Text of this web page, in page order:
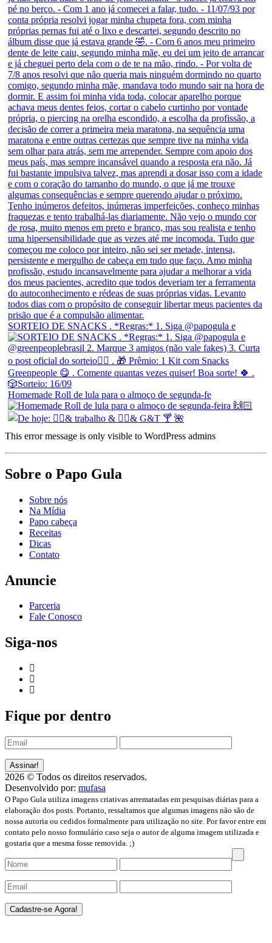
SORTEIO DE SNACKS . *Regras:* 1. Siga @papogula e
Homemade Roll de lula para o almoço de segunda-fe
This error message is only visible to WordPress admins
Sobre o Papo Gula
Sobre nós
Na Mídia
Papo cabeça
Receitas
Dicas
Contato
Anuncie
Parceria
Fale Conosco
Siga-nos
Fique por dentro
2026 © Todos os direitos reservados.
Desenvolvido por: mufasa
O Papo Gula utiliza imagens criativas arrematadas em pesquisas diárias para a
elaboração dos posts. Portanto, ressaltamos que algumas imagens não são de
nossa autoria ou cedidos formalmente para utilização no site. Por favor entre em
contato pelo nosso formulário caso seja o autor de alguma imagem utilizada e
gostaria que a mesma fosse removida. ;)